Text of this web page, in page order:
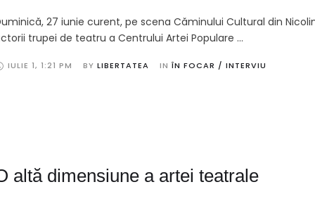
27 iunie curent, pe scena Căminului Cultural din
trupei de teatru a Centrului Artei Populare …
IULIE 1, 1:21 PM BY LIBERTATEA IN ÎN FOCAR / INTERVIU
altă dimensiune a artei teatrale